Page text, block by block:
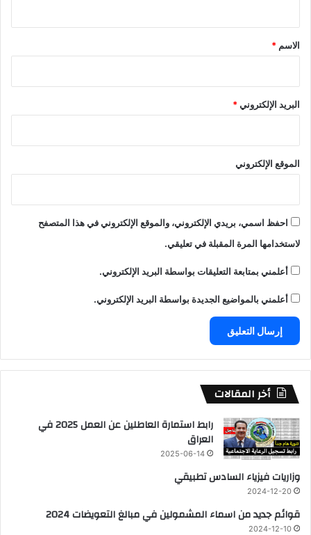
*
الاسم *
البريد الإلكتروني*
الموقع الإلكتروني
احفظ اسمي، بريدي الإلكتروني، والموقع الإلكتروني في هذا المتصفح
لاستخدامها المرة المقبلة في تعليقي.
أعلمني بمتابعة التعليقات بواسطة البريد الإلكتروني.
أعلمني بالمواضيع الجديدة بواسطة البريد الإلكتروني.
أخر المقالات
رابط استمارة العاطلين عن العمل 2025 في
العراق
2025-06-14
وزاريات فيزياء السادس تطبيقي
2024-12-20
قوائم جديد من اسماء المشمولين في مبالغ التعويضات 2024
2024-12-10